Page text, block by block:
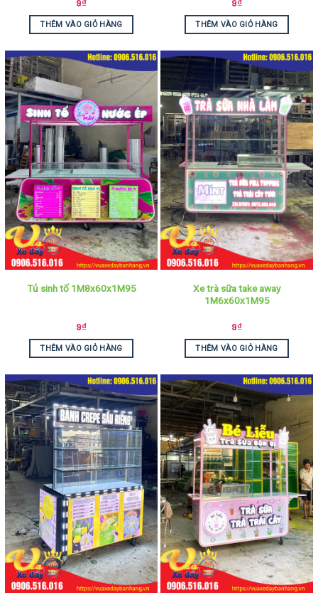
9₫
THÊM VÀO GIỎ HÀNG
9₫
THÊM VÀO GIỎ HÀNG
Tủ sinh tố 1M8x60x1M95
9₫
THÊM VÀO GIỎ HÀNG
Xe trà sữa take away
1M6x60x1M95
9₫
THÊM VÀO GIỎ HÀNG